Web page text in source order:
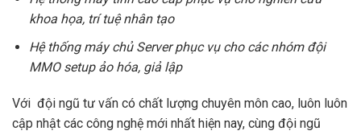
khoa họa, trí tuệ nhân tạo
Hệ thống máy chủ Server phục vụ cho các nhóm đội
MMO setup ảo hóa, giả lập
Với đội ngũ tư vấn có chất lượng chuyên môn cao, luôn luôn
cập nhật các công nghệ mới nhất hiện nay, cùng đội ngũ